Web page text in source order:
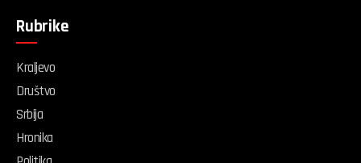
Rubrike
Kraljevo
Društvo
Srbija
Hronika